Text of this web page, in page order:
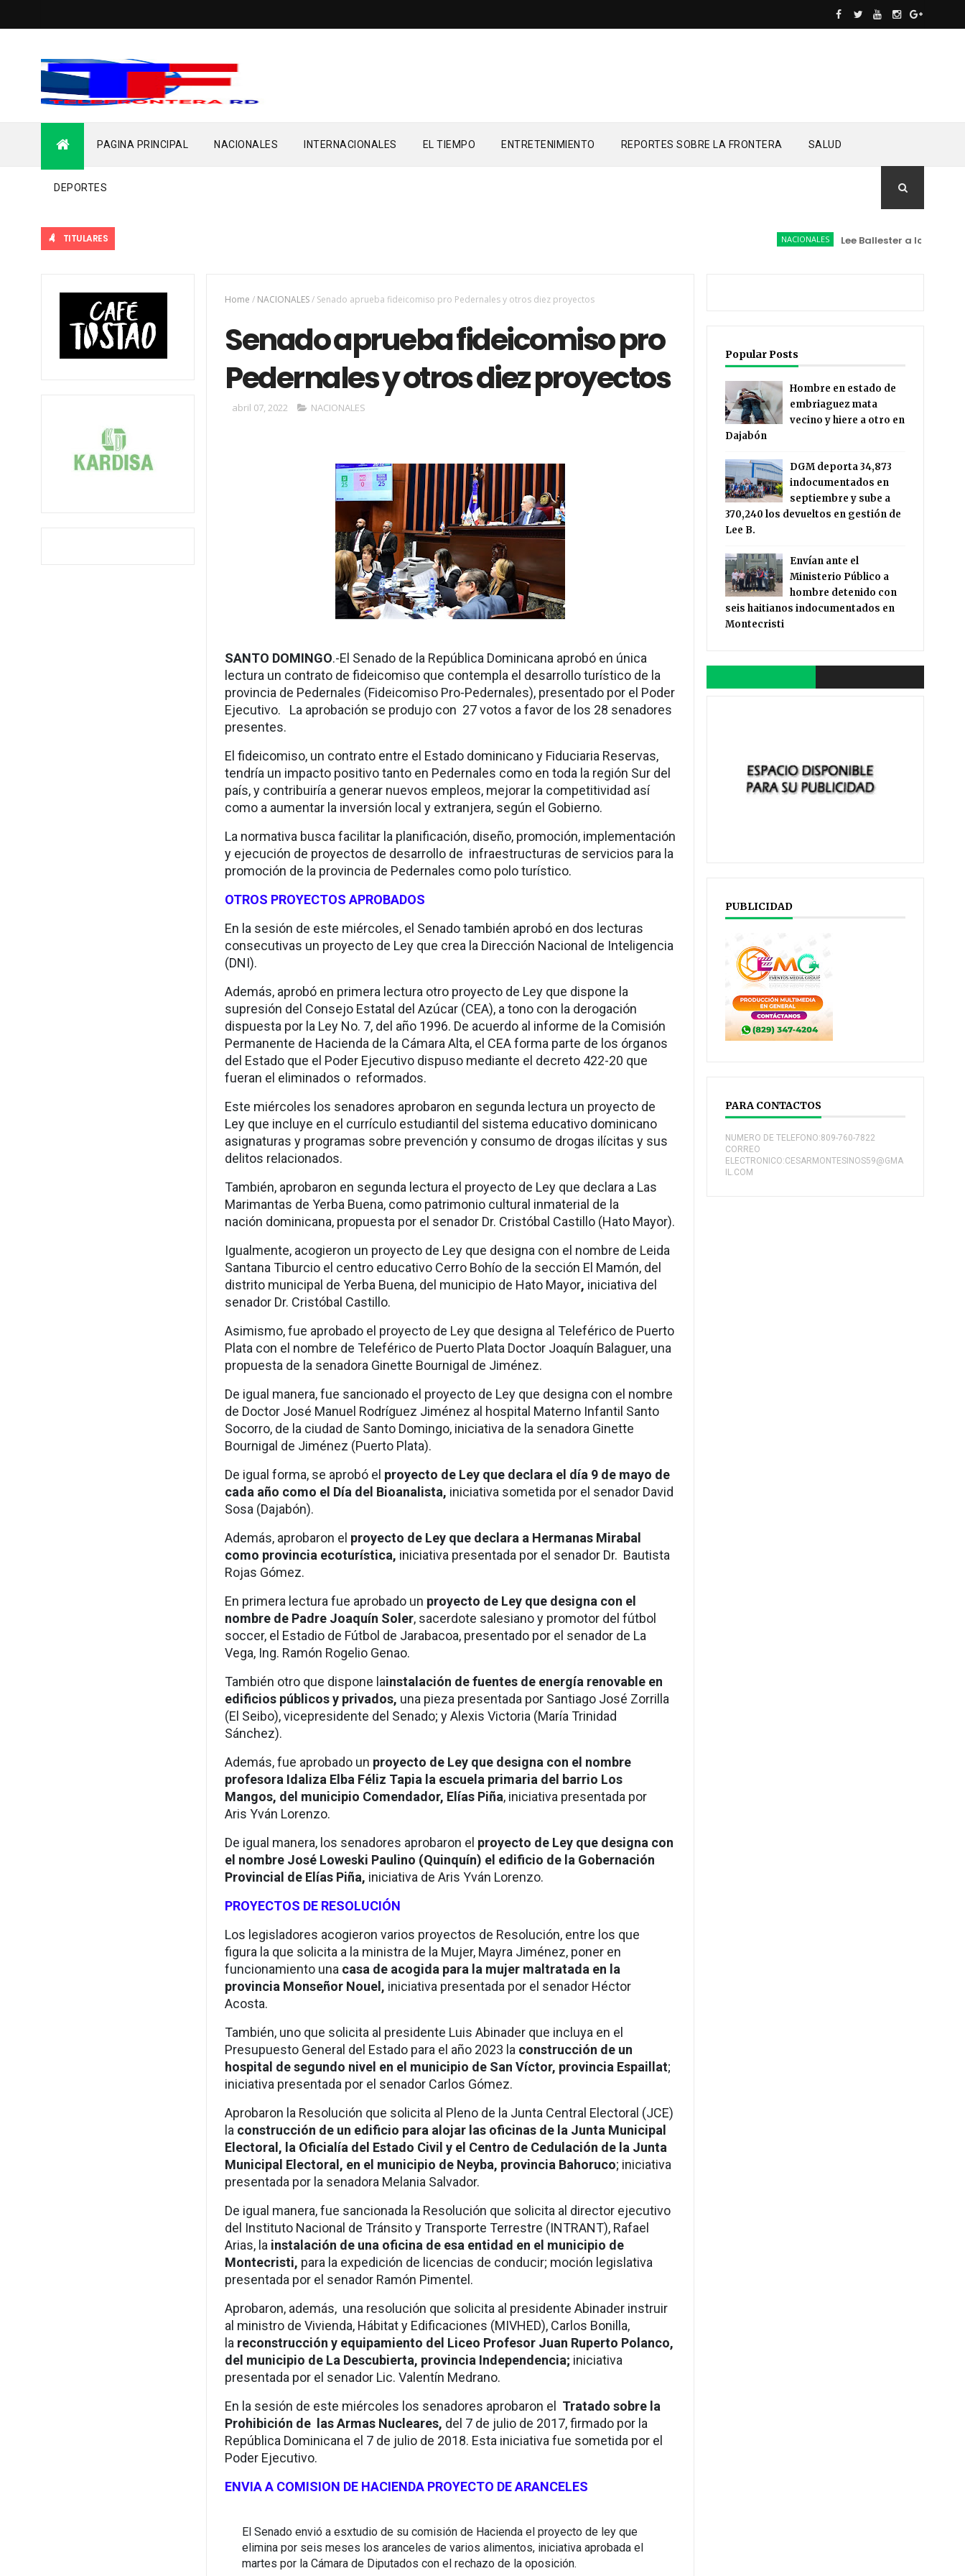
PAGINA PRINCIPAL NACIONALES INTERNACIONALES EL TIEMPO ENTRETENIMIENTO REPORTES SOBRE LA FRONTERA SALUD
DEPORTES
TITULARES NACIONALES Lee Ballester a los que se
Home / NACIONALES/ Senado aprueba fideicomiso pro Pedernales y otros diez proyectos
Senado aprueba fideicomiso pro
Pedernales y otros diez proyectos
abril 07, 2022 NACIONALES
SANTO DOMINGO.-El Senado de la República Dominicana aprobó en única
lectura un contrato de fideicomiso que contempla el desarrollo turístico de la
provincia de Pedernales (Fideicomiso Pro-Pedernales), presentado por el Poder
Ejecutivo. La aprobación se produjo con 27 votos a favor de los 28 senadores
presentes.
El fideicomiso, un contrato entre el Estado dominicano y Fiduciaria Reservas,
tendría un impacto positivo tanto en Pedernales como en toda la región Sur del
país, y contribuiría a generar nuevos empleos, mejorar la competitividad así
como a aumentar la inversión local y extranjera, según el Gobierno.
La normativa busca facilitar la planificación, diseño, promoción, implementación
y ejecución de proyectos de desarrollo de infraestructuras de servicios para la
promoción de la provincia de Pedernales como polo turístico.
OTROS PROYECTOS APROBADOS
En la sesión de este miércoles, el Senado también aprobó en dos lecturas
consecutivas un proyecto de Ley que crea la Dirección Nacional de Inteligencia
(DNI).
Además, aprobó en primera lectura otro proyecto de Ley que dispone la
supresión del Consejo Estatal del Azúcar (CEA), a tono con la derogación
dispuesta por la Ley No. 7, del año 1996. De acuerdo al informe de la Comisión
Permanente de Hacienda de la Cámara Alta, el CEA forma parte de los órganos
del Estado que el Poder Ejecutivo dispuso mediante el decreto 422-20 que
fueran el eliminados o reformados.
Este miércoles los senadores aprobaron en segunda lectura un proyecto de
Ley que incluye en el currículo estudiantil del sistema educativo dominicano
asignaturas y programas sobre prevención y consumo de drogas ilícitas y sus
delitos relacionados.
También, aprobaron en segunda lectura el proyecto de Ley que declara a Las
Marimantas de Yerba Buena, como patrimonio cultural inmaterial de la
nación dominicana, propuesta por el senador Dr. Cristóbal Castillo (Hato Mayor).
Igualmente, acogieron un proyecto de Ley que designa con el nombre de Leida
Santana Tiburcio el centro educativo Cerro Bohío de la sección El Mamón, del
distrito municipal de Yerba Buena, del municipio de Hato Mayor, iniciativa del
senador Dr. Cristóbal Castillo.
Asimismo, fue aprobado el proyecto de Ley que designa al Teleférico de Puerto
Plata con el nombre de Teleférico de Puerto Plata Doctor Joaquín Balaguer, una
propuesta de la senadora Ginette Bournigal de Jiménez.
De igual manera, fue sancionado el proyecto de Ley que designa con el nombre
de Doctor José Manuel Rodríguez Jiménez al hospital Materno Infantil Santo
Socorro, de la ciudad de Santo Domingo, iniciativa de la senadora Ginette
Bournigal de Jiménez (Puerto Plata).
De igual forma, se aprobó el proyecto de Ley que declara el día 9 de mayo de
cada año como el Día del Bioanalista, iniciativa sometida por el senador David
Sosa (Dajabón).
Además, aprobaron el proyecto de Ley que declara a Hermanas Mirabal
como provincia ecoturística, iniciativa presentada por el senador Dr. Bautista
Rojas Gómez.
En primera lectura fue aprobado un proyecto de Ley que designa con el
nombre de Padre Joaquín Soler, sacerdote salesiano y promotor del fútbol
soccer, el Estadio de Fútbol de Jarabacoa, presentado por el senador de La
Vega, Ing. Ramón Rogelio Genao.
También otro que dispone lainstalación de fuentes de energía renovable en
edificios públicos y privados, una pieza presentada por Santiago José Zorrilla
(El Seibo), vicepresidente del Senado; y Alexis Victoria (María Trinidad
Sánchez).
Además, fue aprobado un proyecto de Ley que designa con el nombre
profesora Idaliza Elba Féliz Tapia la escuela primaria del barrio Los
Mangos, del municipio Comendador, Elías Piña, iniciativa presentada por
Aris Yván Lorenzo.
De igual manera, los senadores aprobaron el proyecto de Ley que designa con
el nombre José Loweski Paulino (Quinquín) el edificio de la Gobernación
Provincial de Elías Piña, iniciativa de Aris Yván Lorenzo.
PROYECTOS DE RESOLUCIÓN
Los legisladores acogieron varios proyectos de Resolución, entre los que
figura la que solicita a la ministra de la Mujer, Mayra Jiménez, poner en
funcionamiento una casa de acogida para la mujer maltratada en la
provincia Monseñor Nouel, iniciativa presentada por el senador Héctor
Acosta.
También, uno que solicita al presidente Luis Abinader que incluya en el
Presupuesto General del Estado para el año 2023 la construcción de un
hospital de segundo nivel en el municipio de San Víctor, provincia Espaillat;
iniciativa presentada por el senador Carlos Gómez.
Aprobaron la Resolución que solicita al Pleno de la Junta Central Electoral (JCE)
la construcción de un edificio para alojar las oficinas de la Junta Municipal
Electoral, la Oficialía del Estado Civil y el Centro de Cedulación de la Junta
Municipal Electoral, en el municipio de Neyba, provincia Bahoruco; iniciativa
presentada por la senadora Melania Salvador.
De igual manera, fue sancionada la Resolución que solicita al director ejecutivo
del Instituto Nacional de Tránsito y Transporte Terrestre (INTRANT), Rafael
Arias, la instalación de una oficina de esa entidad en el municipio de
Montecristi, para la expedición de licencias de conducir; moción legislativa
presentada por el senador Ramón Pimentel.
Aprobaron, además, una resolución que solicita al presidente Abinader instruir
al ministro de Vivienda, Hábitat y Edificaciones (MIVHED), Carlos Bonilla,
la reconstrucción y equipamiento del Liceo Profesor Juan Ruperto Polanco,
del municipio de La Descubierta, provincia Independencia; iniciativa
presentada por el senador Lic. Valentín Medrano.
En la sesión de este miércoles los senadores aprobaron el Tratado sobre la
Prohibición de las Armas Nucleares, del 7 de julio de 2017, firmado por la
República Dominicana el 7 de julio de 2018. Esta iniciativa fue sometida por el
Poder Ejecutivo.
ENVIA A COMISION DE HACIENDA PROYECTO DE ARANCELES
El Senado envió a esxtudio de su comisión de Hacienda el proyecto de ley que
elimina por seis meses los aranceles de varios alimentos, iniciativa aprobada el
martes por la Cámara de Diputados con el rechazo de la oposición.
Popular Posts
Hombre en estado de
embriaguez mata
vecino y hiere a otro en
Dajabón
DGM deporta 34,873
indocumentados en
septiembre y sube a
370,240 los devueltos en gestión de
Lee B.
Envían ante el
Ministerio Público a
hombre detenido con
seis haitianos indocumentados en
Montecristi
PUBLICIDAD
PARA CONTACTOS
NUMERO DE TELEFONO:809-760-7822
CORREO
ELECTRONICO:CESARMONTESINOS59@GMA
IL.COM